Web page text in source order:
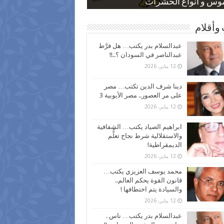
و أنواع الحشرات
بعد ارتفاع الأسعار
نسبة الطلاق في مصر
كاركاتيرية
كاركاتيرية
وأقلام
عبدالسلام بدر يكتب… هل فرَّط
عبدالناصر في السودان ؟..!!
12 يناير، 2026
دينا شرف الدين تكتب… مصر
على مر العصور.. مصر الأيوبية 3
12 يناير، 2026
ابراهيم الصياد يكتب… الشفافية
والاستقلالية شرط نجاح تعلُّم
الديمقراطية!
12 يناير، 2026
محمد يوسف العزيزي يكتب…
قانون القوة يحكم العالم..
والسيادة يتم اختطافها !
12 يناير، 2026
عبدالسلام بدر يكتب… ناس .